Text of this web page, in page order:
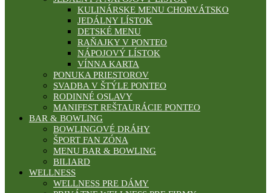
KULINÁRSKE MENU CHORVÁTSKO
JEDÁLNY LÍSTOK
DETSKÉ MENU
RAŇAJKY V PONTEO
NÁPOJOVÝ LÍSTOK
VÍNNA KARTA
PONUKA PRIESTOROV
SVADBA V ŠTÝLE PONTEO
RODINNÉ OSLAVY
MANIFEST REŠTAURÁCIE PONTEO
BAR & BOWLING
BOWLINGOVÉ DRÁHY
ŠPORT FAN ZÓNA
MENU BAR & BOWLING
BILIARD
WELLNESS
WELLNESS PRE DÁMY